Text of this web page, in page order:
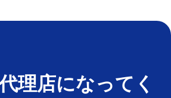
理店になってく